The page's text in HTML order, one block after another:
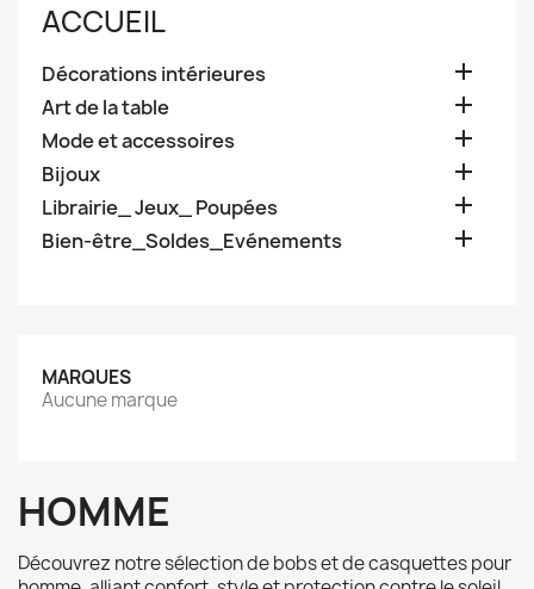
ACCUEIL
Décorations intérieures 
Art de la table 
Mode et accessoires 
Bijoux 
Librairie_ Jeux_ Poupées 
Bien-être_Soldes_Evénements 
MARQUES
Aucune marque
HOMME
Découvrez notre sélection de bobs et de casquettes pour